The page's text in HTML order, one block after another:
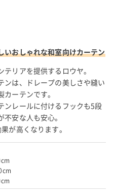
いおしゃれな和室向けカーテン
リアを提供するロウヤ。
ンは、ドレープの美しさや縫い
ーテンです。
ンレールに付けるフックも5段
安な人も安心。
が高くなります。